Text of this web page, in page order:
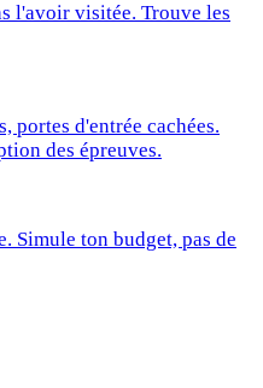
l'avoir visitée. Trouve les
portes d'entrée cachées.
des épreuves.
Simule ton budget, pas de